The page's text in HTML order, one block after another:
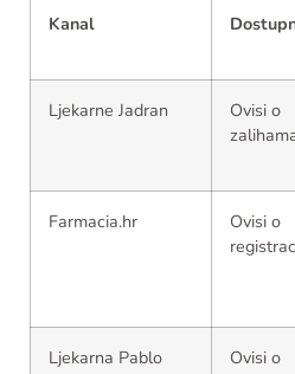
Kanal
Ljekarne Jadran
Ovisi o
Farmacia.hr
Ovisi o
Ljekarna Pablo
Ovisi o